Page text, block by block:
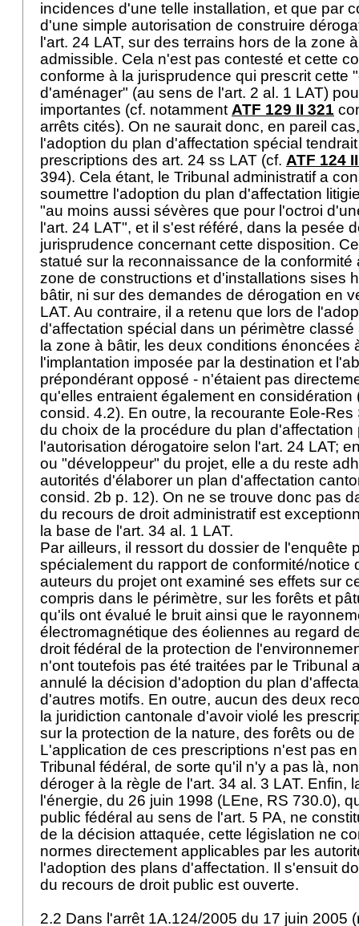
incidences d'une telle installation, et que par
d'une simple autorisation de construire
l'art. 24 LAT, sur des terrains hors de la zone
admissible. Cela n'est pas contesté et cette
conforme à la jurisprudence qui prescrit cette
d'aménager" (au sens de l'art. 2 al. 1 LAT)
importantes (cf. notamment ATF 129 II 321
arrêts cités). On ne saurait donc, en pareil
l'adoption du plan d'affectation spécial
prescriptions des art. 24 ss LAT (cf. ATF 124
394). Cela étant, le Tribunal administratif a
soumettre l'adoption du plan d'affectation
"au moins aussi sévères que pour l'octroi
l'art. 24 LAT", et il s'est référé, dans la pesée
jurisprudence concernant cette disposition.
statué sur la reconnaissance de la conformité
zone de constructions et d'installations sises
bâtir, ni sur des demandes de dérogation en
LAT. Au contraire, il a retenu que lors de
d'affectation spécial dans un périmètre
la zone à bâtir, les deux conditions énoncées
l'implantation imposée par la destination et
prépondérant opposé - n'étaient pas
qu'elles entraient également en considération
consid. 4.2). En outre, la recourante Eole-
du choix de la procédure du plan
l'autorisation dérogatoire selon l'art. 24 LAT;
ou "développeur" du projet, elle a du reste
autorités d'élaborer un plan d'affectation
consid. 2b p. 12). On ne se trouve donc pas
du recours de droit administratif est
la base de l'art. 34 al. 1 LAT.
Par ailleurs, il ressort du dossier de l'enquête
spécialement du rapport de conformité/notice
auteurs du projet ont examiné ses effets sur
compris dans le périmètre, sur les forêts et
qu'ils ont évalué le bruit ainsi que le
électromagnétique des éoliennes au regard
droit fédéral de la protection de
n'ont toutefois pas été traitées par le Tribunal
annulé la décision d'adoption du plan
d'autres motifs. En outre, aucun des deux
la juridiction cantonale d'avoir violé les
sur la protection de la nature, des forêts ou
L'application de ces prescriptions n'est pas
Tribunal fédéral, de sorte qu'il n'y a pas là,
déroger à la règle de l'art. 34 al. 3 LAT. Enfin,
l'énergie, du 26 juin 1998 (LEne, RS 730.0),
public fédéral au sens de l'art. 5 PA, ne
de la décision attaquée, cette législation ne
normes directement applicables par les
l'adoption des plans d'affectation. Il s'ensuit
du recours de droit public est ouverte.
2.2 Dans l'arrêt 1A.124/2005 du 17 juin 2005